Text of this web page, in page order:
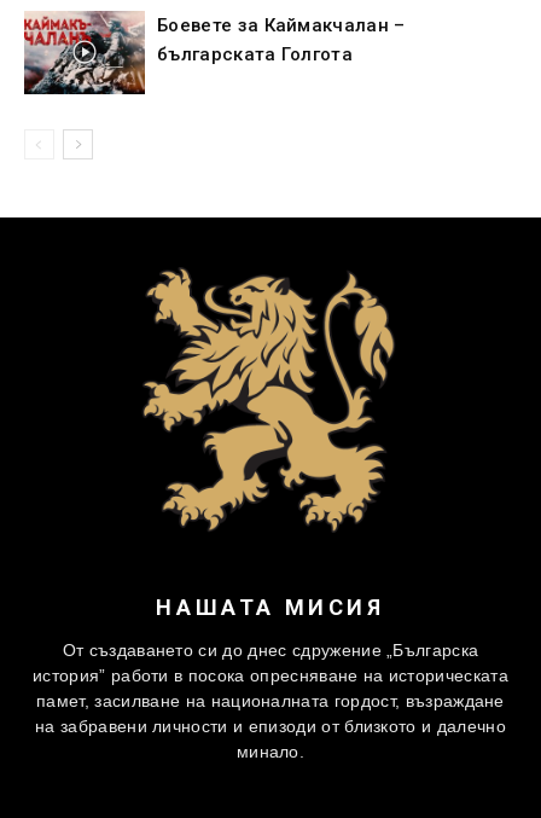
Боевете за Каймакчалан –
българската Голгота
НАШАТА МИСИЯ
От създаването си до днес сдружение „Българска
история” работи в посока опресняване на историческата
памет, засилване на националната гордост, възраждане
на забравени личности и епизоди от близкото и далечно
минало.